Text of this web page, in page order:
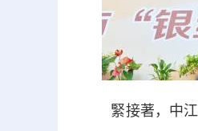
緊接著，中江